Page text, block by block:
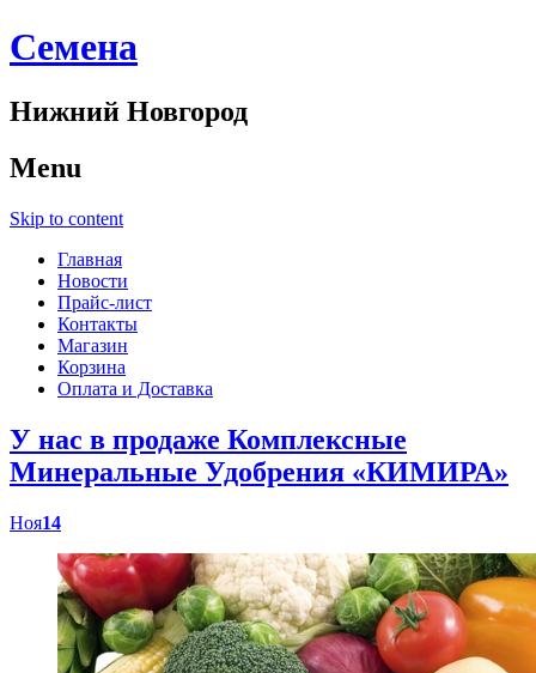
Cемена
Нижний Новгород
Menu
Skip to content
Главная
Новости
Прайс-лист
Контакты
Магазин
Корзина
Оплата и Доставка
У нас в продаже Комплексные
Минеральные Удобрения «КИМИРА»
Ноя14